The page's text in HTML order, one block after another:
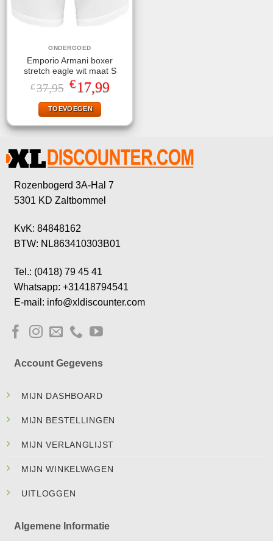
ONDERGOED
Emporio Armani boxer
stretch eagle wit maat S
€37,95 Oorspronkelijke
prijs
was:
€37,95.
€17,99Huidige
prijs
TOEVOEGEN
Rozenbogerd 3A-Hal 7
5301 KD Zaltbommel
KvK: 84848162
BTW: NL863410303B01
Tel.: (0418) 79 45 41
Whatsapp: +31418794541
E-mail: info@xldiscounter.com
Account Gegevens
MIJN DASHBOARD
MIJN BESTELLINGEN
MIJN VERLANGLIJST
MIJN WINKELWAGEN
UITLOGGEN
Algemene Informatie